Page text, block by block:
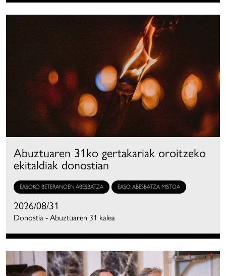
Abuztuaren 31ko gertakariak oroitzeko
ekitaldiak donostian
EASOKO BETERANOEN ABESBATZA EASO ABESBATZA MISTOA
2026/08/31
Donostia - Abuztuaren 31 kalea